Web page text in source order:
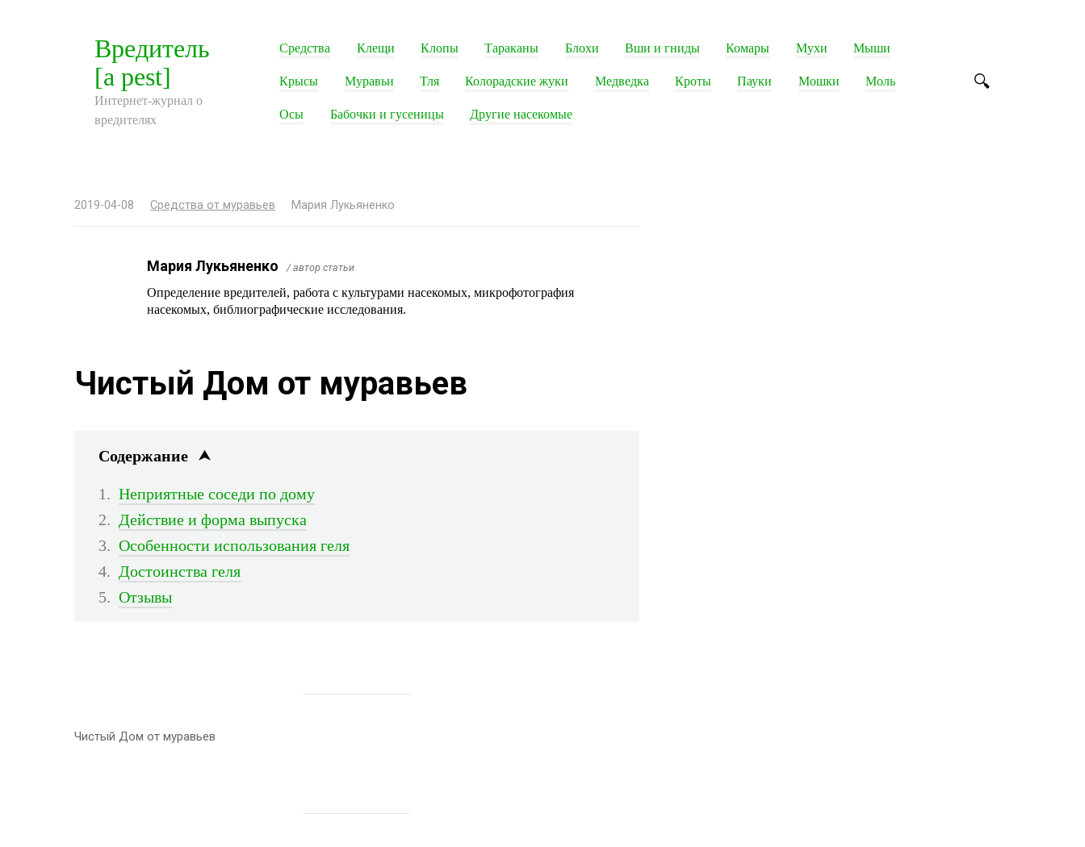
Вредитель
[a pest]
Интернет-журнал о
вредителях
Средства Клещи Клопы Тараканы Блохи Вши и гниды Комары Мухи Мыши
Крысы Муравьи Тля Колорадские жуки Медведка Кроты Пауки Мошки Моль
Осы Бабочки и гусеницы Другие насекомые
2019-04-08 Средства от муравьев Мария Лукьяненко
Мария Лукьяненко / автор статьи
Определение вредителей, работа с культурами насекомых, микрофотография
насекомых, библиографические исследования.
Чистый Дом от муравьев
Содержание
Неприятные соседи по дому
Действие и форма выпуска
Особенности использования геля
Достоинства геля
Отзывы
Чистый Дом от муравьев